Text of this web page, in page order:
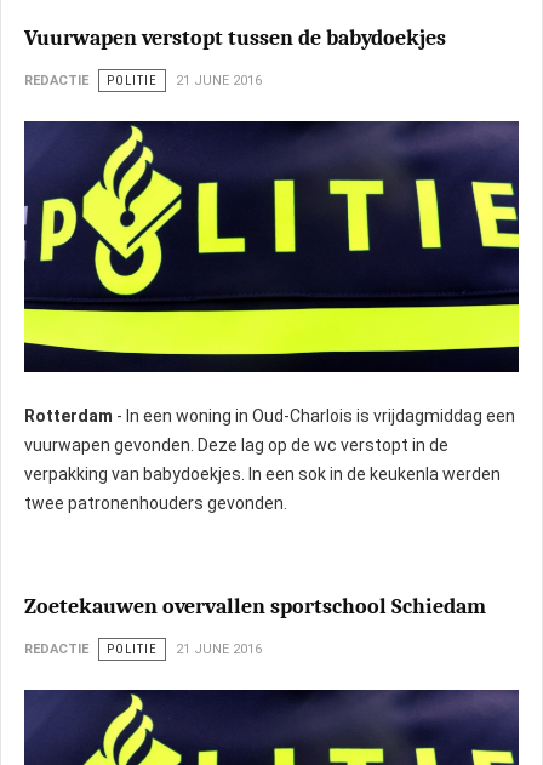
Vuurwapen verstopt tussen de babydoekjes
REDACTIE POLITIE 21 JUNE 2016
Rotterdam - In een woning in Oud-Charlois is vrijdagmiddag een
vuurwapen gevonden. Deze lag op de wc verstopt in de
verpakking van babydoekjes. In een sok in de keukenla werden
twee patronenhouders gevonden.
Zoetekauwen overvallen sportschool Schiedam
REDACTIE POLITIE 21 JUNE 2016